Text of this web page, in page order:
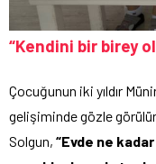
“Kendini bir birey
Çocuğunun iki yıldır
gelişiminde gözle
Solgun, “Evde ne